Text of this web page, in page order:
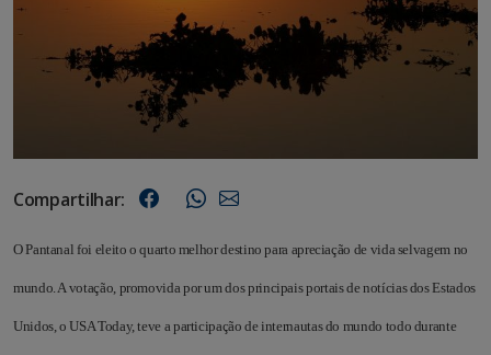
Compartilhar:
O Pantanal foi eleito o quarto melhor destino para apreciação de vida selvagem no
mundo. A votação, promovida por um dos principais portais de notícias dos Estados
Unidos, o USA Today, teve a participação de internautas do mundo todo durante